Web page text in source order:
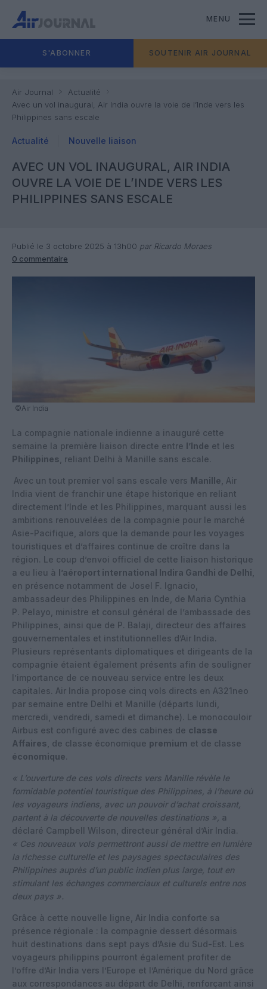
MENU
S'ABONNER SOUTENIR AIR JOURNAL
Air Journal
Actualité
Avec un vol inaugural, Air India ouvre la voie de l’Inde vers les
Philippines sans escale
Actualité Nouvelle liaison
AVEC UN VOL INAUGURAL, AIR INDIA
OUVRE LA VOIE DE L’INDE VERS LES
PHILIPPINES SANS ESCALE
Publié le 3 octobre 2025 à 13h00 par Ricardo Moraes
0 commentaire
©Air India
La compagnie nationale indienne a inauguré cette
semaine la première liaison directe entre l’Inde et les
Philippines , reliant Delhi à Manille sans escale.
Avec un tout premier vol sans escale vers Manille , Air
India vient de franchir une étape historique en reliant
directement l’Inde et les Philippines, marquant aussi les
ambitions renouvelées de la compagnie pour le marché
Asie-Pacifique, alors que la demande pour les voyages
touristiques et d’affaires continue de croître dans la
région. Le coup d’envoi officiel de cette liaison historique
a eu lieu à l’aéroport international Indira Gandhi de Delhi
en présence notamment de Josel F. Ignacio,
ambassadeur des Philippines en Inde, de Maria Cynthia
P. Pelayo, ministre et consul général de l’ambassade des
Philippines, ainsi que de P. Balaji, directeur des affaires
gouvernementales et institutionnelles d’Air India.
Plusieurs représentants diplomatiques et dirigeants de la
compagnie étaient également présents afin de souligner
l’importance de ce nouveau service entre les deux
capitales. Air India propose cinq vols directs en A321neo
par semaine entre Delhi et Manille (départs lundi,
mercredi, vendredi, samedi et dimanche). Le monocouloir
Airbus est configuré avec des cabines de classe
Affaires , de classe économique premium et de classe
économique.
« L’ouverture de ces vols directs vers Manille révèle le
formidable potentiel touristique des Philippines, à l’heure où
les voyageurs indiens, avec un pouvoir d’achat croissant,
partent à la découverte de nouvelles destinations », a
déclaré Campbell Wilson, directeur général d’Air India.
« Ces nouveaux vols permettront aussi de mettre en lumière
la richesse culturelle et les paysages spectaculaires des
Philippines auprès d’un public indien plus large, tout en
stimulant les échanges commerciaux et culturels entre nos
deux pays ».
Grâce à cette nouvelle ligne, Air India conforte sa
présence régionale : la compagnie dessert désormais
huit destinations dans sept pays d’Asie du Sud-Est. Les
voyageurs philippins pourront également profiter de
l’offre d’Air India vers l’Europe et l’Amérique du Nord grâce
aux correspondances au départ de Delhi, renforçant ainsi